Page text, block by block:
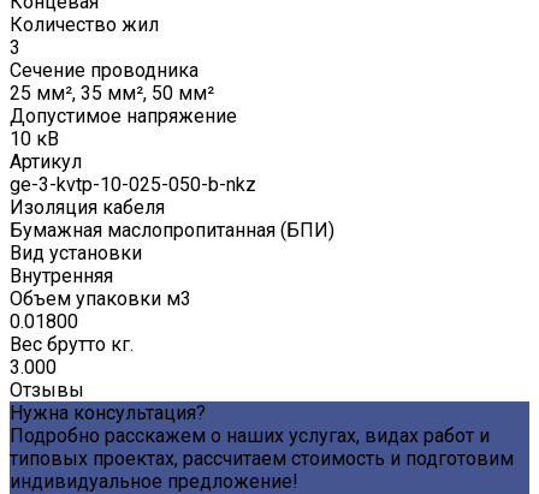
Количество жил
3
Сечение проводника
25 мм², 35 мм², 50 мм²
Допустимое напряжение
10 кВ
Артикул
ge-3-kvtp-10-025-050-b-nkz
Изоляция кабеля
Бумажная маслопропитанная (БПИ)
Вид установки
Внутренняя
Объем упаковки м3
0.01800
Вес брутто кг.
3.000
Отзывы
Нужна консультация?
Подробно расскажем о наших услугах, видах работ и
типовых проектах, рассчитаем стоимость и подготовим
индивидуальное предложение!